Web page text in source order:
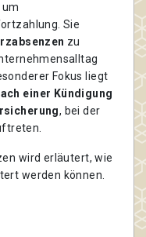
Sie
zu
Fokus liegt
einer Kündigung
, bei der
wird erläutert, wie
werden können.